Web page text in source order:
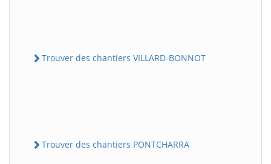
Trouver des chantiers VILLARD-BONNOT
Trouver des chantiers PONTCHARRA